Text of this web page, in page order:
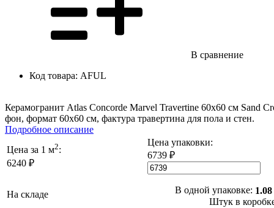
В сравнение
Код товара: AFUL
Керамогранит Atlas Concorde Marvel Travertine 60x60 см Sand
фон, формат 60x60 см, фактура травертина для пола и стен.
Подробное описание
Цена за 1 м2:
6240 ₽
Цена упаковки:
6739 ₽
На складе В одной упаковке:
Штук в